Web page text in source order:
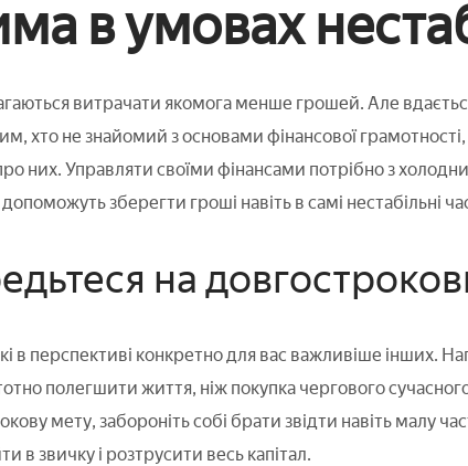
в умовах
витрачати якомога менше грошей. Але
хто не знайомий з основами фінансової
них. Управляти своїми фінансами потрібно з
зберегти гроші навіть в самі нестабільні
на
в перспективі конкретно для вас важливіше інших.
полегшити життя, ніж покупка чергового
мету, забороніть собі брати звідти навіть малу
в звичку і розтрусити весь капітал.